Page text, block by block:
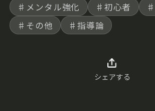
♯メンタル強化
♯初心者
♯その他
♯指導論
シェアする